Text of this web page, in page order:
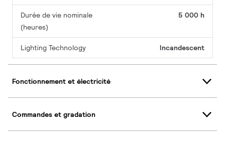
Durée de vie nominale
(heures)
5 000 h
Lighting Technology Incandescent
Fonctionnement et électricité
Commandes et gradation